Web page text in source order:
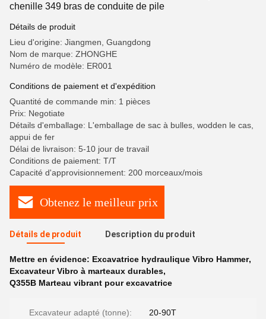
chenille 349 bras de conduite de pile
Détails de produit
Lieu d'origine: Jiangmen, Guangdong
Nom de marque: ZHONGHE
Numéro de modèle: ER001
Conditions de paiement et d'expédition
Quantité de commande min: 1 pièces
Prix: Negotiate
Détails d'emballage: L'emballage de sac à bulles, wodden le cas,
appui de fer
Délai de livraison: 5-10 jour de travail
Conditions de paiement: T/T
Capacité d'approvisionnement: 200 morceaux/mois
Obtenez le meilleur prix
Détails de produit Description du produit
Mettre en évidence: Excavatrice hydraulique Vibro Hammer,
Excavateur Vibro à marteaux durables,
Q355B Marteau vibrant pour excavatrice
Excavateur adapté (tonne): 20-90T